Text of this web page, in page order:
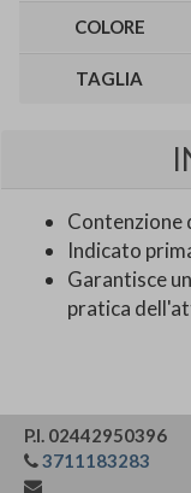
COLORE
TAGLIA
Contenzione
Indicato
Garantisce
pratica
P.I. 02442950396
3711183283